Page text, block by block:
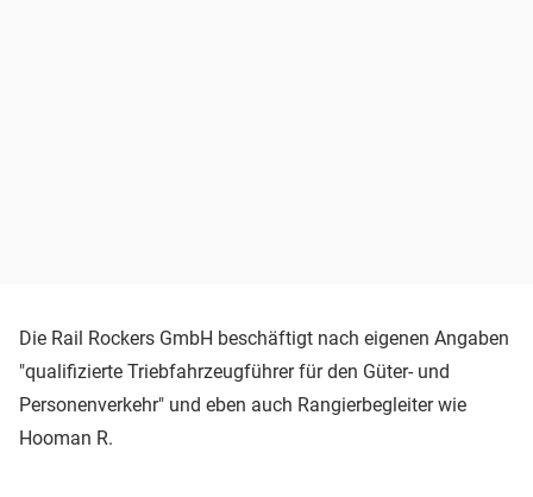
Die Rail Rockers GmbH beschäftigt nach eigenen Angaben
"qualifizierte Triebfahrzeugführer für den Güter- und
Personenverkehr" und eben auch Rangierbegleiter wie
Hooman R.